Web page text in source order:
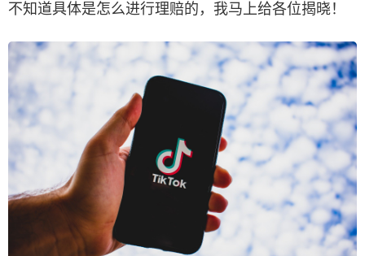
不知道具体是怎么进行理赔的，我马上给各位揭晓！